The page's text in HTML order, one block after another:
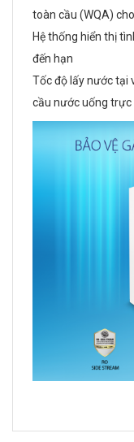
toàn cầu (WQA)
Hệ thống hiển thị
đến hạn
Tốc độ lấy nước tại
cầu nước uống trực